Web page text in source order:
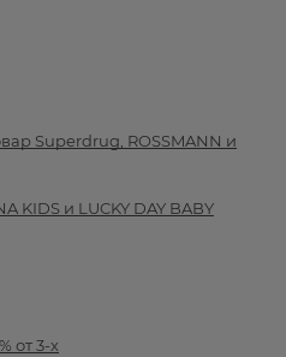
Superdrug, ROSSMANN и
KIDS и LUCKY DAY BABY
от 3-х